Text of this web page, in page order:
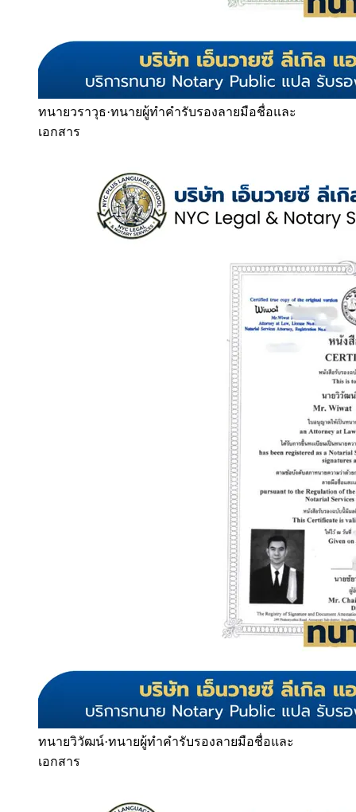
ทนายวราวุธ·ทนายผู้ทำคำรับรองลายมือชื่อและ
เอกสาร
ทนายวิวัฒน์·ทนายผู้ทำคำรับรองลายมือชื่อและ
เอกสาร